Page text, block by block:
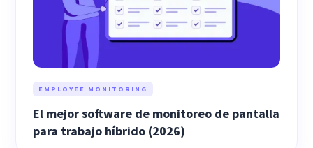
EMPLOYEE MONITORING
El mejor software de monitoreo de pantalla
para trabajo híbrido (2026)